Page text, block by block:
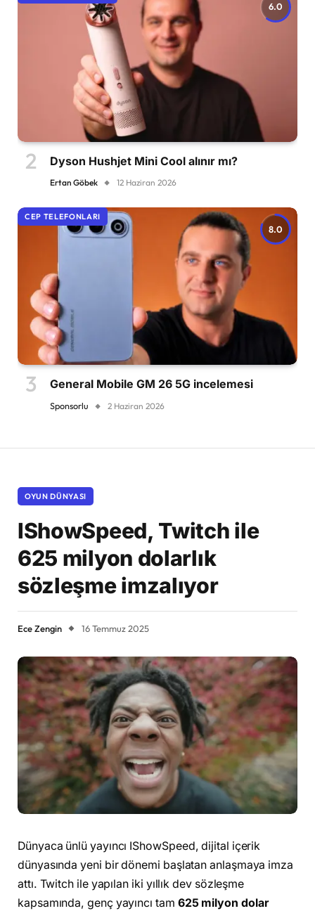
6.0
Dyson Hushjet Mini Cool alınır mı?
Ertan Göbek 12 Haziran 2026
8.0
CEP TELEFONLARI
General Mobile GM 26 5G incelemesi
Sponsorlu 2 Haziran 2026
OYUN DÜNYASI
IShowSpeed, Twitch ile
625 milyon dolarlık
sözleşme imzalıyor
Ece Zengin 16 Temmuz 2025
Dünyaca ünlü yayıncı IShowSpeed, dijital içerik
dünyasında yeni bir dönemi başlatan anlaşmaya imza
attı. Twitch ile yapılan iki yıllık dev sözleşme
kapsamında, genç yayıncı tam 625 milyon dolar